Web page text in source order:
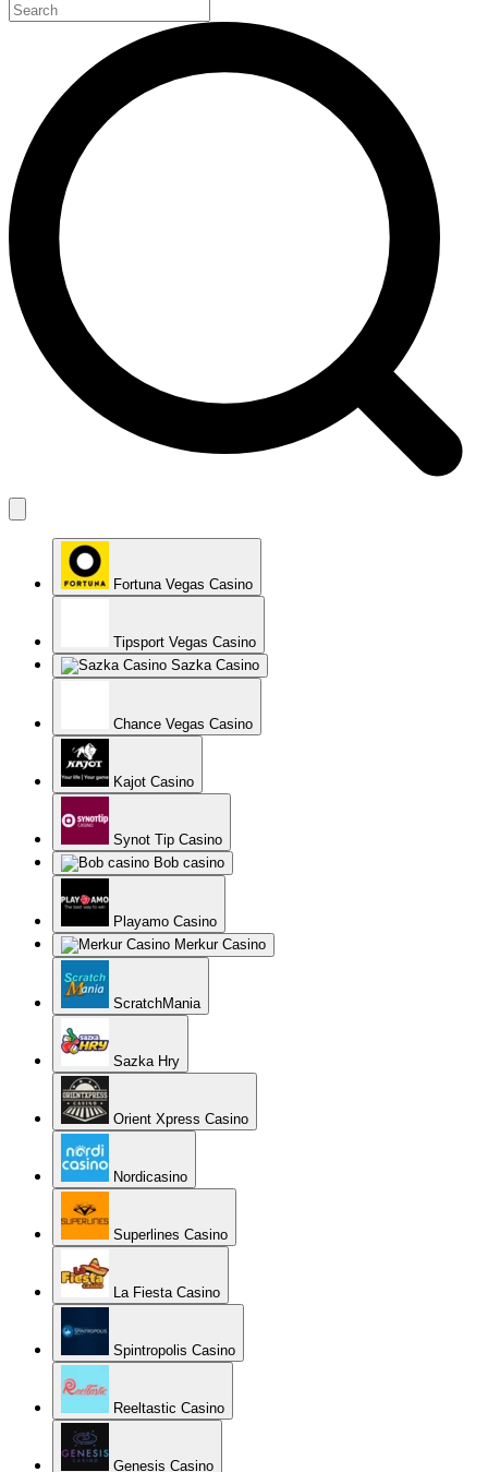
Fortuna Vegas Casino
Tipsport Vegas Casino
Sazka Casino
Chance Vegas Casino
Kajot Casino
Synot Tip Casino
Bob casino
Playamo Casino
Merkur Casino
ScratchMania
Sazka Hry
Orient Xpress Casino
Nordicasino
Superlines Casino
La Fiesta Casino
Spintropolis Casino
Reeltastic Casino
Genesis Casino